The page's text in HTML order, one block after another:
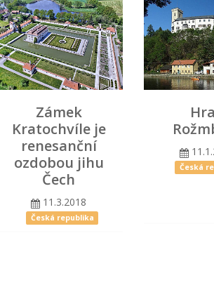
Zámek
Kratochvíle je
renesanční
ozdobou jihu
Čech
11.3.2018
Česká republika
Česká